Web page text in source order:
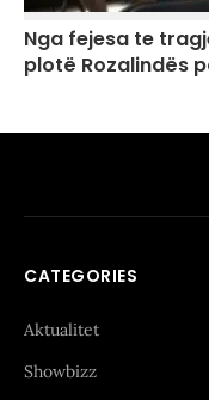
Nga fejesa te
plotë Rozalindës
CATEGORIES
Aktualitet
Showbizz